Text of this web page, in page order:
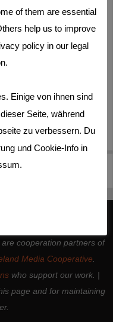
, are cooperation partners of
Media Cooperative
who support our work. |
page and for maintaining
of them are essential
help us to improve
policy in our legal
Einige von ihnen sind
Seite, während
zu verbessern. Du
und Cookie-Info in